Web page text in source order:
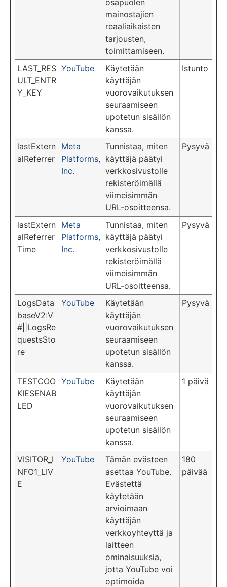
mainostajien
reaaliaikaisten
tarjousten,
toimittamiseen.
LAST_RES
ULT_ENTR
Y_KEY
YouTube
Käytetään
käyttäjän
vuorovaikutuksen
seuraamiseen
upotetun sisällön
kanssa.
Istunto
lastExtern
alReferrer
Meta
Platforms,
Inc.
Tunnistaa, miten
käyttäjä päätyi
verkkosivustolle
rekisteröimällä
viimeisimmän
URL-osoitteensa.
Pysyvä
lastExtern
alReferrer
Time
Meta
Platforms,
Inc.
Tunnistaa, miten
käyttäjä päätyi
verkkosivustolle
rekisteröimällä
viimeisimmän
URL-osoitteensa.
Pysyvä
LogsData
baseV2:V
#||LogsRe
questsSto
re
YouTube
Käytetään
käyttäjän
vuorovaikutuksen
seuraamiseen
upotetun sisällön
kanssa.
Pysyvä
TESTCOO
KIESENAB
LED
YouTube
Käytetään
käyttäjän
vuorovaikutuksen
seuraamiseen
upotetun sisällön
kanssa.
1 päivä
VISITOR_I
NFO1_LIV
E
YouTube
Tämän evästeen
asettaa YouTube.
Evästettä
käytetään
arvioimaan
käyttäjän
verkkoyhteyttä ja
laitteen
ominaisuuksia,
jotta YouTube voi
optimoida
180
päivää